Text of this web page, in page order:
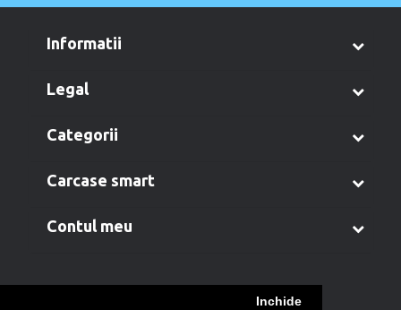
Inchide
informatii
legal
categorii
carcase smart
contul meu